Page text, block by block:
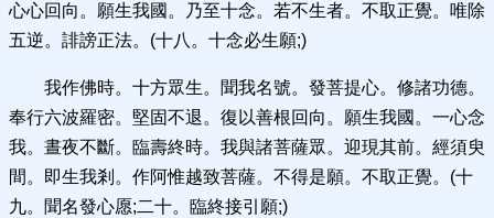
心心回向。願生我國。乃至十念。若不生者。不取正覺。唯除
五逆。誹謗正法。(十八。十念必生願;)
我作佛時。十方眾生。聞我名號。發菩提心。修諸功德。
奉行六波羅密。堅固不退。復以善根回向。願生我國。一心念
我。晝夜不斷。臨壽終時。我與諸菩薩眾。迎現其前。經須臾
間。即生我剎。作阿惟越致菩薩。不得是願。不取正覺。(十
九。聞名發心愿;二十。臨終接引願;)